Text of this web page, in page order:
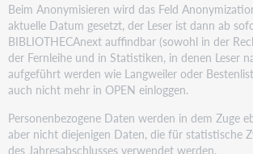
Beim Anonymisieren wird das Feld
aktuelle Datum gesetzt, der Leser ist dann ab
BIBLIOTHECAnext auffindbar (sowohl in der
der Fernleihe und in Statistiken, in denen Leser
aufgeführt werden wie Langweiler oder
auch nicht mehr in OPEN einloggen.
Personenbezogene Daten werden in dem Zuge
aber nicht diejenigen Daten, die für statistische
des Jahresabschlusses verwendet werden.